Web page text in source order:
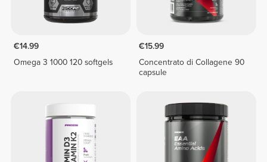
€14.99
Omega 3 1000 120 softgels
€15.99
Concentrato di Collagene 90
capsule